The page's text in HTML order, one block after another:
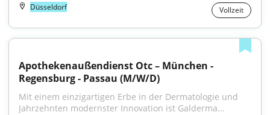
Düsseldorf Vollzeit
Apothekenaußendienst Otc – München -
Regensburg - Passau (M/W/D)
Mit einem einzigartigen Erbe in der Dermatologie und
Jahrzehnten modernster Innovation ist Galderma...